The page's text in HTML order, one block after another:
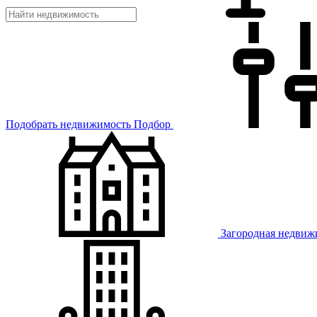
Подобрать недвижимость Подбор
Загородная